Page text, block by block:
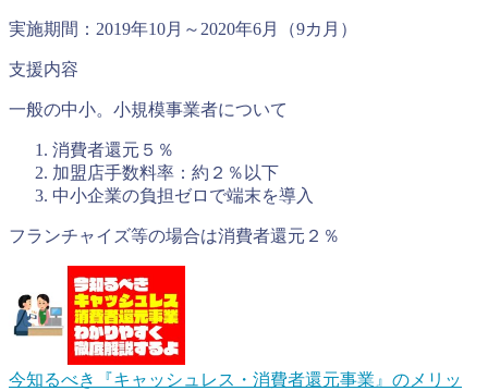
実施期間：2019年10月～2020年6月（9カ月）
支援内容
一般の中小。小規模事業者について
消費者還元５％
加盟店手数料率：約２％以下
中小企業の負担ゼロで端末を導入
フランチャイズ等の場合は消費者還元２％
今知るべき『キャッシュレス・消費者還元事業』のメリッ